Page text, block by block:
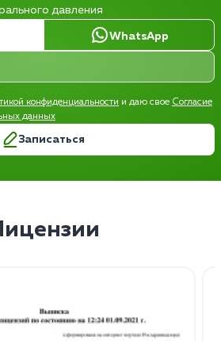
давления
WhatsApp
конфиденциальности и даю свое Согласие
данных
Записаться